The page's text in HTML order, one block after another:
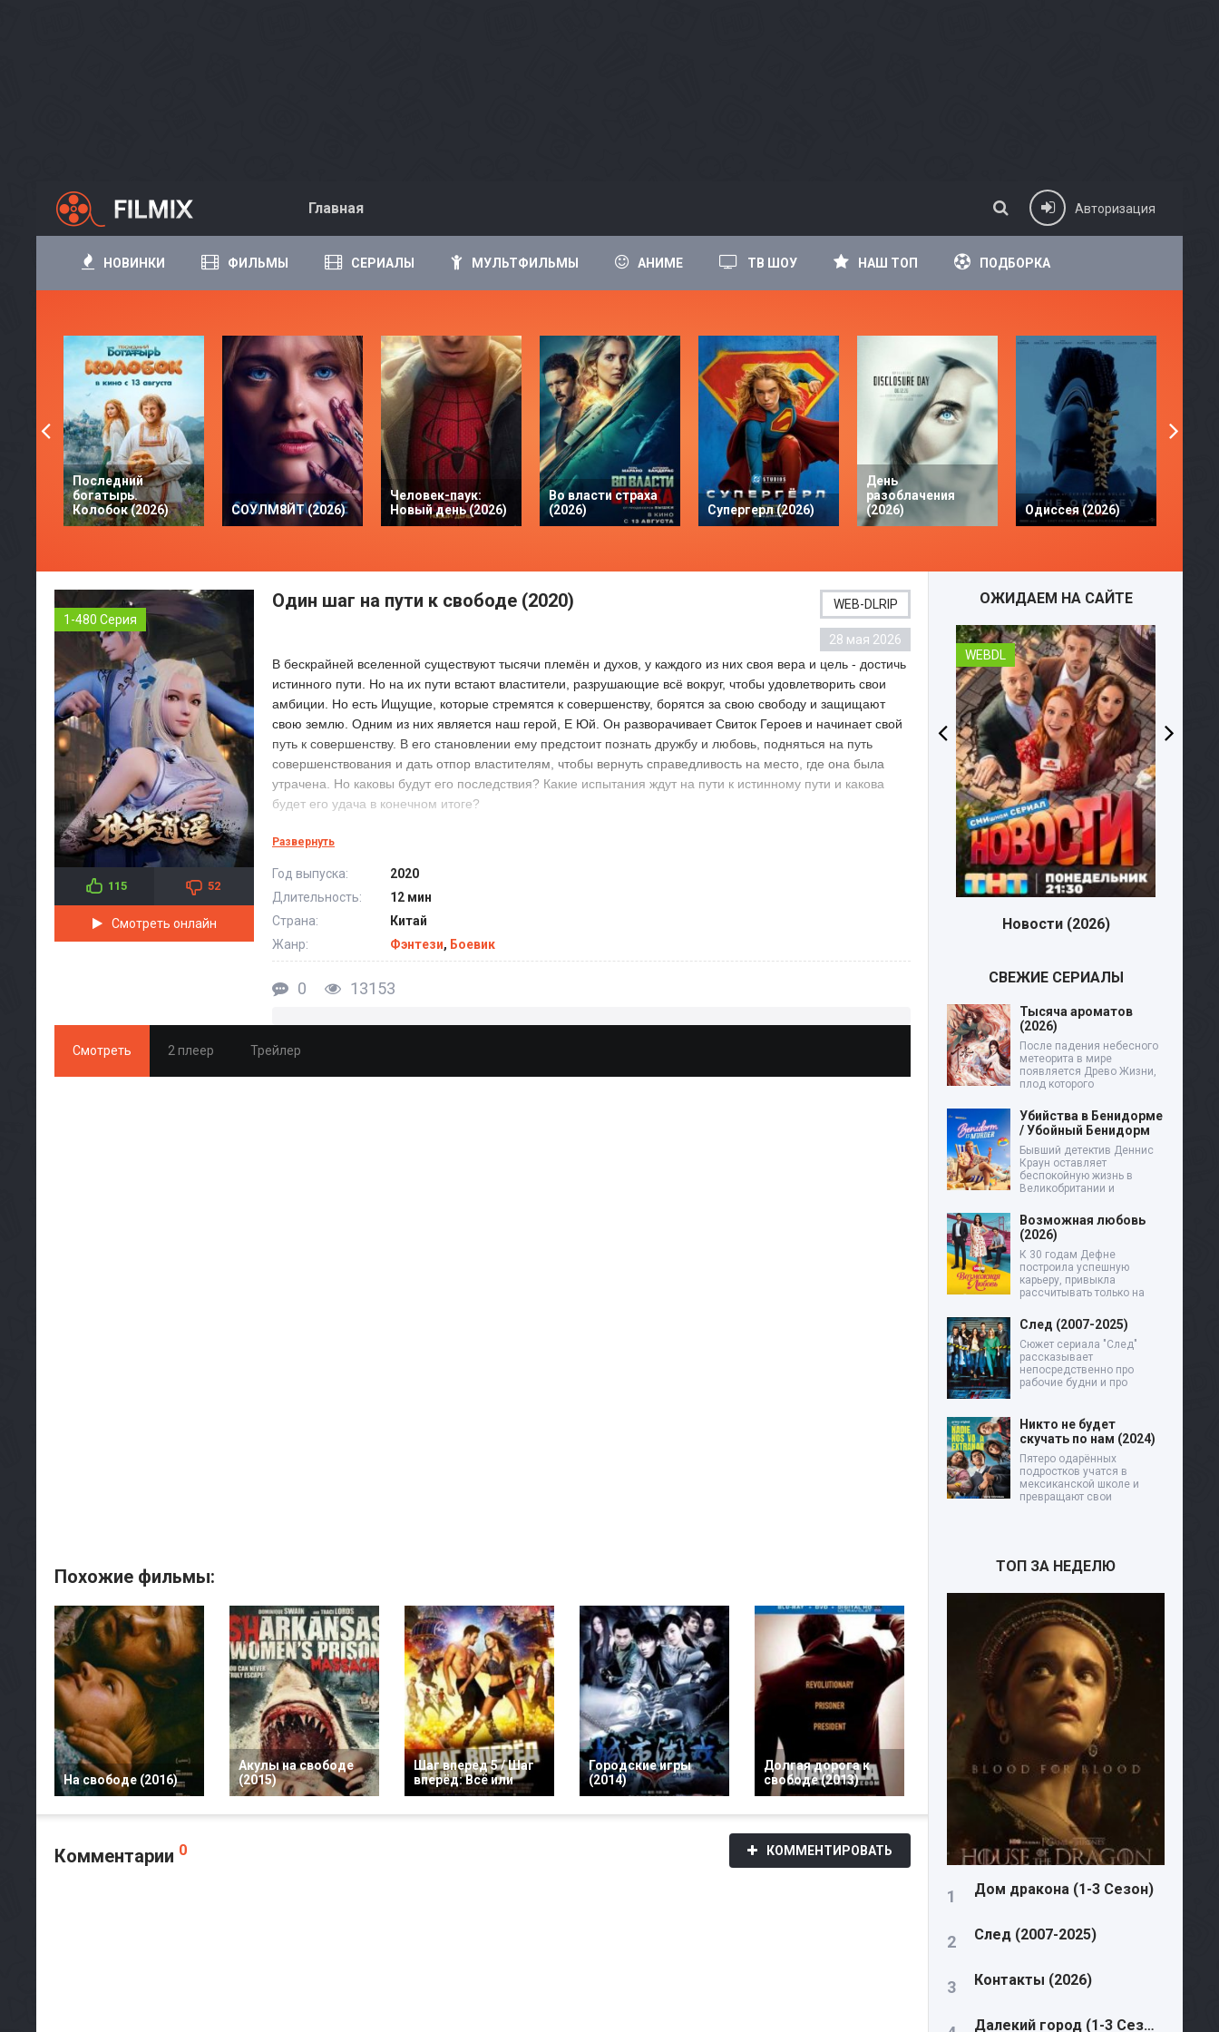
Главная Авторизация
НОВИНКИ ФИЛЬМЫ СЕРИАЛЫ МУЛЬТФИЛЬМЫ АНИМЕ ТВ ШОУ НАШ ТОП ПОДБОРКА
Последний
богатырь.
Колобок (2026)
СОУЛМ8ЙТ (2026)
Человек-паук:
Новый день (2026)
Во власти страха
(2026)
Супергерл (2026)
День
разоблачения
(2026)
Одиссея (2026)
1-480 Серия
115 52
Смотреть онлайн
Один шаг на пути к свободе (2020) WEB-DLRIP
28 мая 2026
В бескрайней вселенной существуют тысячи племён и духов, у каждого из них своя вера и цель - достичь
истинного пути. Но на их пути встают властители, разрушающие всё вокруг, чтобы удовлетворить свои
амбиции. Но есть Ищущие, которые стремятся к совершенству, борятся за свою свободу и защищают
свою землю. Одним из них является наш герой, Е Юй. Он разворачивает Свиток Героев и начинает свой
путь к совершенству. В его становлении ему предстоит познать дружбу и любовь, подняться на путь
совершенствования и дать отпор властителям, чтобы вернуть справедливость на место, где она была
утрачена. Но каковы будут его последствия? Какие испытания ждут на пути к истинному пути и какова
будет его удача в конечном итоге?
Развернуть
Год выпуска:
2020
Длительность:
12 мин
Страна:
Китай
Жанр:
Фэнтези, Боевик
0 13153
Смотреть 2 плеер Трейлер
Похожие фильмы:
На свободе (2016)
Акулы на свободе
(2015)
Шаг вперед 5 / Шаг
вперёд: Всё или
Городские игры
(2014)
Долгая дорога к
свободе (2013)
Комментарии 0 КОММЕНТИРОВАТЬ
ОЖИДАЕМ НА САЙТЕ
WEBDL
Новости (2026)
СВЕЖИЕ СЕРИАЛЫ
Тысяча ароматов
(2026)
После падения небесного
метеорита в мире
появляется Древо Жизни,
плод которого
Убийства в Бенидорме
/ Убойный Бенидорм
Бывший детектив Деннис
Краун оставляет
беспокойную жизнь в
Великобритании и
Возможная любовь
(2026)
К 30 годам Дефне
построила успешную
карьеру, привыкла
рассчитывать только на
След (2007-2025)
Сюжет сериала "След"
рассказывает
непосредственно про
рабочие будни и про
Никто не будет
скучать по нам (2024)
Пятеро одарённых
подростков учатся в
мексиканской школе и
превращают свои
ТОП ЗА НЕДЕЛЮ
Дом дракона (1-3 Сезон)
След (2007-2025)
Контакты (2026)
Далекий город (1-3 Сезон)